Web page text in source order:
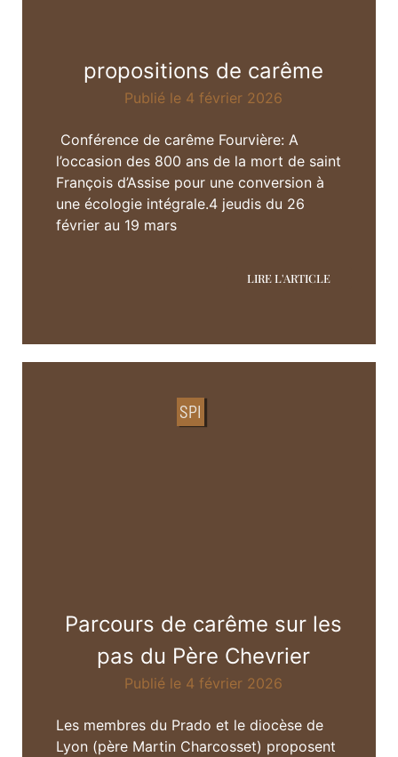
propositions de carême
Publié le 4 février 2026
Conférence de carême Fourvière: A
l’occasion des 800 ans de la mort de saint
François d’Assise pour une conversion à
une écologie intégrale.4 jeudis du 26
février au 19 mars
LIRE L'ARTICLE
SPI
Parcours de carême sur les
pas du Père Chevrier
Publié le 4 février 2026
Les membres du Prado et le diocèse de
Lyon (père Martin Charcosset) proposent